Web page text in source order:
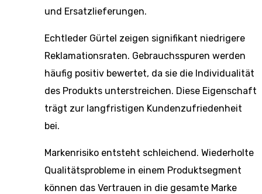
und Ersatzlieferungen.
Echtleder Gürtel zeigen signifikant niedrigere
Reklamationsraten. Gebrauchsspuren werden
häufig positiv bewertet, da sie die Individualität
des Produkts unterstreichen. Diese Eigenschaft
trägt zur langfristigen Kundenzufriedenheit
bei.
Markenrisiko entsteht schleichend. Wiederholte
Qualitätsprobleme in einem Produktsegment
können das Vertrauen in die gesamte Marke